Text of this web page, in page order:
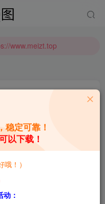
www.meizt.top
www.meizt.top
关注
0 3W+ 4W+
原图无压缩，无本站水
稳定可靠！
以下载！
！）
：